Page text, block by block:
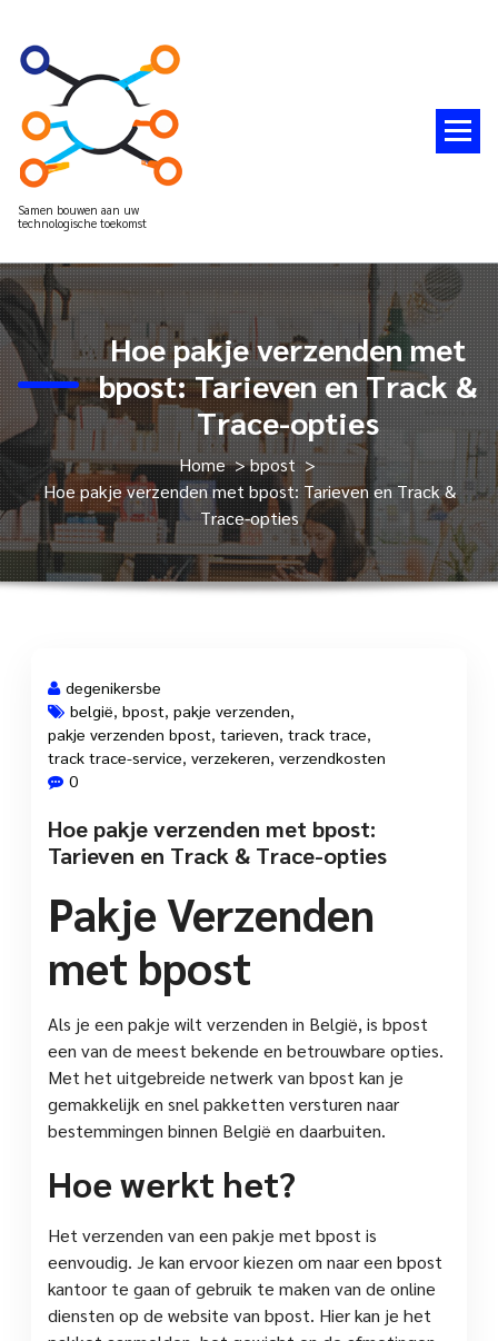
Samen bouwen aan uw
technologische toekomst
Hoe pakje verzenden met
bpost: Tarieven en Track &
Trace-opties
Home>bpost>
Hoe pakje verzenden met bpost: Tarieven en Track &
Trace-opties
15 aug, 2025
degenikersbe
belgië bpost pakje verzenden
pakje verzenden bpost tarieven track trace
track trace-service verzekeren verzendkosten
0
Hoe pakje verzenden met bpost:
Tarieven en Track & Trace-opties
Pakje Verzenden
met bpost
Als je een pakje wilt verzenden in België, is bpost
een van de meest bekende en betrouwbare opties.
Met het uitgebreide netwerk van bpost kan je
gemakkelijk en snel pakketten versturen naar
bestemmingen binnen België en daarbuiten.
Hoe werkt het?
Het verzenden van een pakje met bpost is
eenvoudig. Je kan ervoor kiezen om naar een bpost
kantoor te gaan of gebruik te maken van de online
diensten op de website van bpost. Hier kan je het